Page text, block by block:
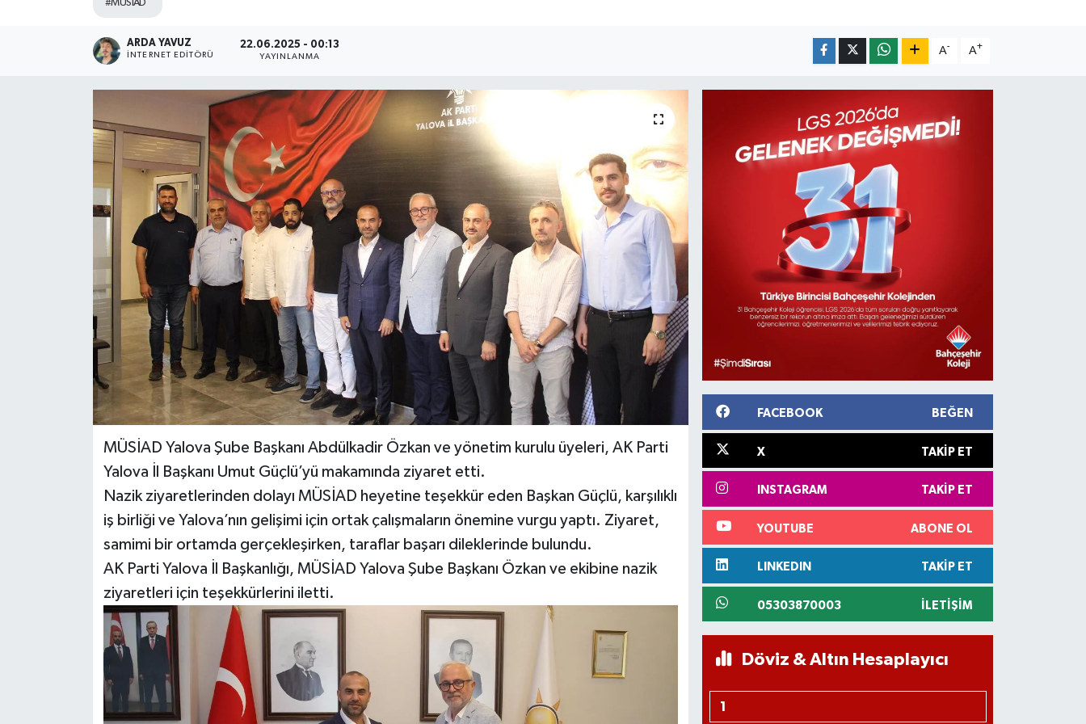
#MÜSİAD
ARDA YAVUZ
İNTERNET EDITÖRÜ
22.06.2025 - 00:13
YAYINLANMA
A- A+
MÜSİAD Yalova Şube Başkanı Abdülkadir Özkan ve yönetim kurulu üyeleri, AK Parti
Yalova İl Başkanı Umut Güçlü’yü makamında ziyaret etti.
Nazik ziyaretlerinden dolayı MÜSİAD heyetine teşekkür eden Başkan Güçlü, karşılıklı
iş birliği ve Yalova’nın gelişimi için ortak çalışmaların önemine vurgu yaptı. Ziyaret,
samimi bir ortamda gerçekleşirken, taraflar başarı dileklerinde bulundu.
AK Parti Yalova İl Başkanlığı, MÜSİAD Yalova Şube Başkanı Özkan ve ekibine nazik
ziyaretleri için teşekkürlerini iletti.
FACEBOOK BEĞEN
X TAKIP ET
INSTAGRAM TAKIP ET
YOUTUBE ABONE OL
LINKEDIN TAKIP ET
05303870003 İLETIŞIM
Döviz & Altın Hesaplayıcı
RESMİ İLAN